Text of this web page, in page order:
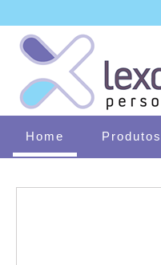
Home (current)Produtos